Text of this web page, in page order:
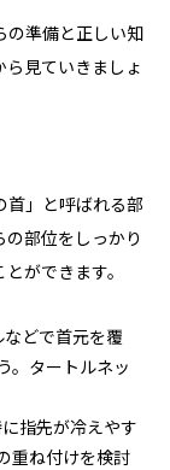
の準備と正しい知
見ていきましょ
首」と呼ばれる部
部位をしっかり
ができます。
どで首元を覆
。タートルネッ
指先が冷えやす
重ね付けを検討